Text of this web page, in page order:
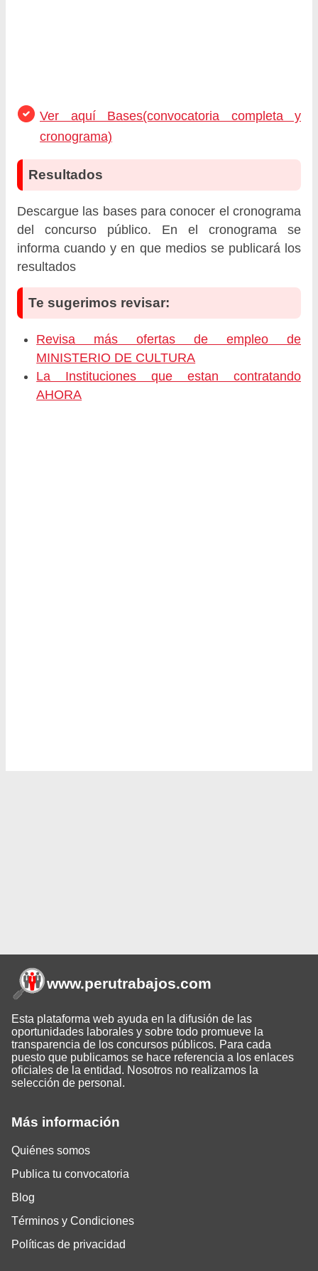
Ver aquí Bases(convocatoria completa y
cronograma)
Resultados
Descargue las bases para conocer el cronograma
del concurso público. En el cronograma se
informa cuando y en que medios se publicará los
resultados
Te sugerimos revisar:
Revisa más ofertas de empleo de
MINISTERIO DE CULTURA
La Instituciones que estan contratando
AHORA
Más información
Quiénes somos
Publica tu convocatoria
Blog
Términos y Condiciones
Políticas de privacidad
www.perutrabajos.com
Esta plataforma web ayuda en la difusión de las
oportunidades laborales y sobre todo promueve la
transparencia de los concursos públicos. Para cada
puesto que publicamos se hace referencia a los enlaces
oficiales de la entidad. Nosotros no realizamos la
selección de personal.